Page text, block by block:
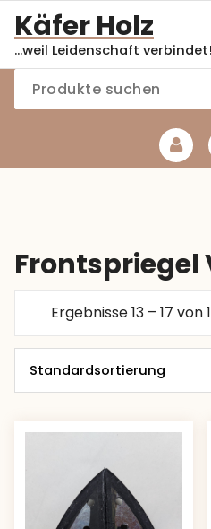
Inhalt
springen
Käfer Holz
...weil Leidenschaft verbindet!
Frontspriegel
Ergebnisse 13 – 17